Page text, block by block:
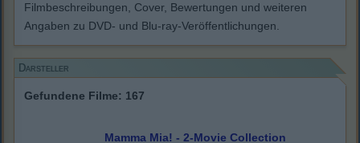
Filmbeschreibungen, Cover, Bewertungen und weiteren
Angaben zu DVD- und Blu-ray-Veröffentlichungen.
Darsteller
Gefundene Filme: 167
Mamma Mia! - 2-Movie Collection